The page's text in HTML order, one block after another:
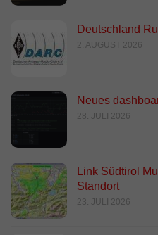
Deutschland
2. AUGUST 2026
Neues
28. JULI 2026
Link Südtirol
Standort
23. JULI 2026